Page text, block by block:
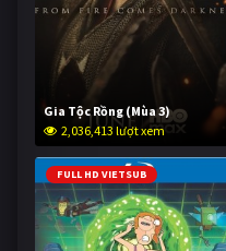
Gia Tộc Rồng (Mùa 3)
2,036,413 lượt xem
FULL HD VIETSUB